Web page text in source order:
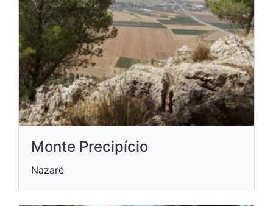
Monte Precipício
Nazaré